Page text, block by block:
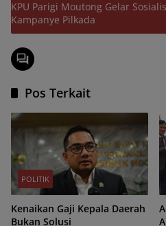
KPU Parigi Moutong Gelar
Kampanye Pilkada
Pos Terkait
POLITIK
Kenaikan Gaji Kepala Daerah
Bukan Solusi